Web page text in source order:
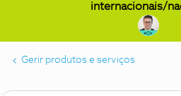
internacionais/
Gerir produtos e serviços